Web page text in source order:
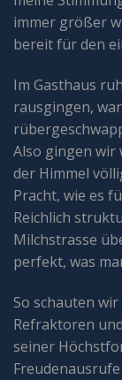
immer größer
bereit für den
Im Gasthaus
rausgingen,
Also gingen wir
der Himmel
Pracht, wie es
Reichlich
Milchstrasse
perfekt, was
So schauten
Refraktoren
seiner
Freudenausrufe